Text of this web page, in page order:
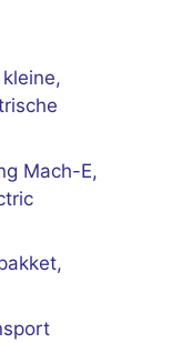
Mach-E,